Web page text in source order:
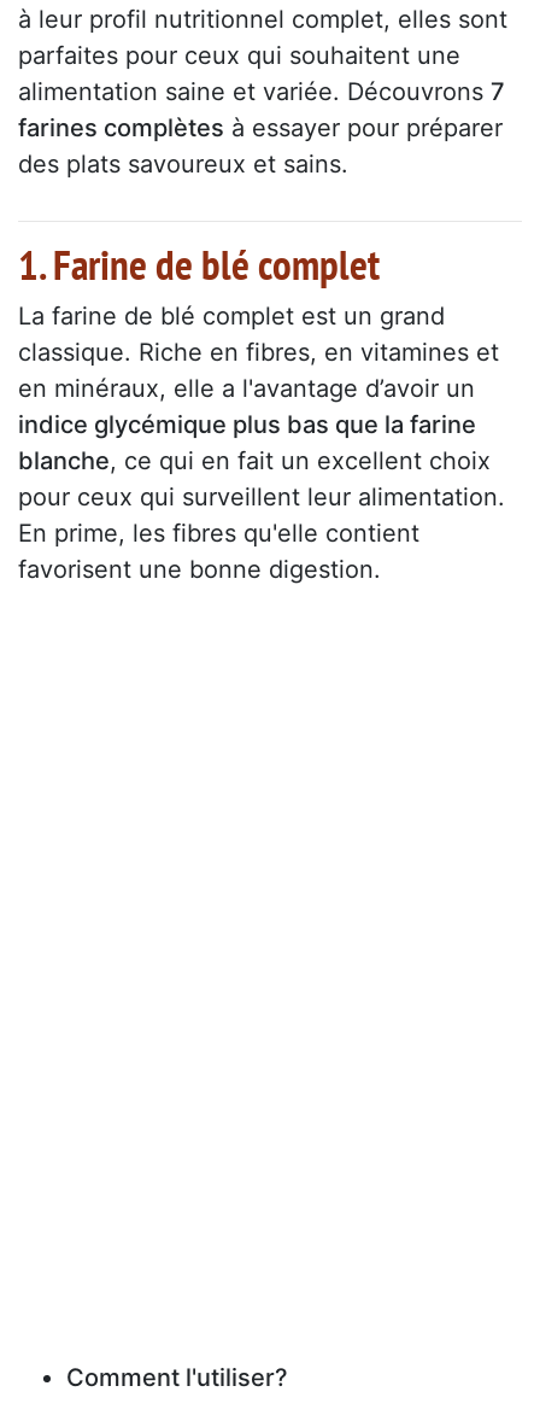
à leur profil nutritionnel complet, elles sont
parfaites pour ceux qui souhaitent une
alimentation saine et variée. Découvrons 7
farines complètes à essayer pour préparer
des plats savoureux et sains.
1. Farine de blé complet
La farine de blé complet est un grand
classique. Riche en fibres, en vitamines et
en minéraux, elle a l'avantage d’avoir un
indice glycémique plus bas que la farine
blanche, ce qui en fait un excellent choix
pour ceux qui surveillent leur alimentation.
En prime, les fibres qu'elle contient
favorisent une bonne digestion.
Comment l'utiliser?